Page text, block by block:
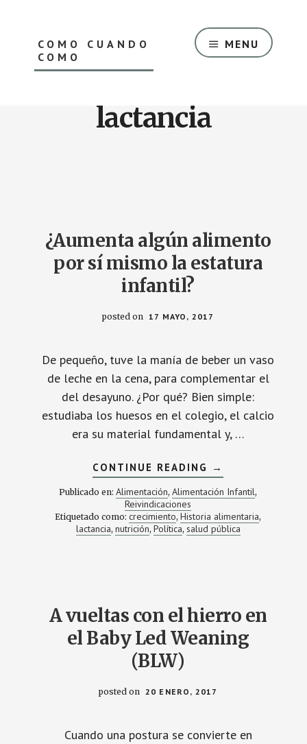
COMO CUANDO
COMO
MENU
lactancia
¿Aumenta algún alimento
por sí mismo la estatura
infantil?
posted on 17 MAYO, 2017
De pequeño, tuve la manía de beber un vaso
de leche en la cena, para complementar el
del desayuno. ¿Por qué? Bien simple:
estudiaba los huesos en el colegio, el calcio
era su material fundamental y, …
CONTINUE READING ACERCA
DE
¿AUMENTA
ALGÚN
POR
SÍ
MISMO
→
Publicado en:Alimentación,Alimentación Infantil,
Reivindicaciones
Etiquetado como:crecimiento, Historia alimentaria,
lactancia, nutrición, Política, salud pública
A vueltas con el hierro en
el Baby Led Weaning
(BLW)
posted on 20 ENERO, 2017
Cuando una postura se convierte en